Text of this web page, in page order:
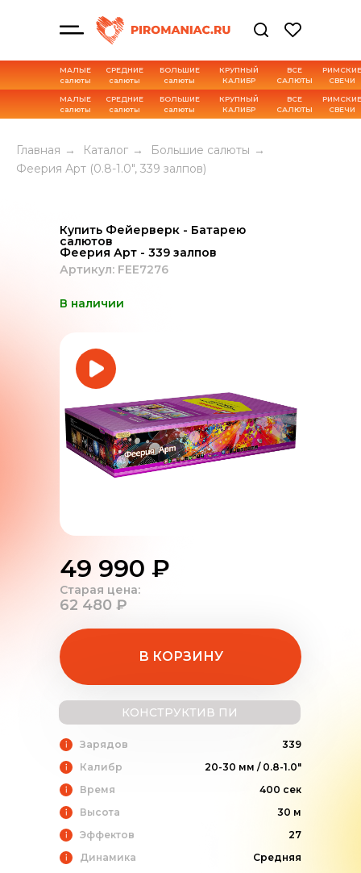
МАЛЫЕ
салюты
ВСЕ
САЛЮТЫ
СРЕДНИЕ
салюты
РИМСКИЕ
СВЕЧИ
БОЛЬШИЕ
салюты
КРУПНЫЙ
КАЛИБР
МАЛЫЕ
салюты
ВСЕ
САЛЮТЫ
СРЕДНИЕ
салюты
РИМСКИЕ
СВЕЧИ
БОЛЬШИЕ
салюты
КРУПНЫЙ
КАЛИБР
Главная → Каталог → Большие салюты →
Феерия Арт (0.8-1.0", 339 залпов)
Купить Фейерверк - Батарею
салютов
Феерия Арт - 339 залпов
Характеристика товара
Время
Зарядов
339
Калибр
20-30 мм / 0.8-1.0"
400 сек
Высота
30 м
Эффектов
Динамика
49 990 ₽
Средняя
62 480 ₽
В КОРЗИНУ
27
КОНСТРУКТИВ ПИ
Старая цена:
Артикул: FEE7276
В наличии